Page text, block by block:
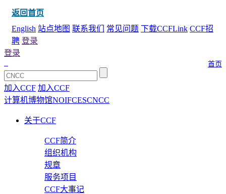
返回首页
English 站点地图 联系我们 常见问题 下载CCFLink CCF招
聘 登录
首页
登录
加入CCF 加入CCF
计算机博物馆NOIFCESCNCC
关于CCF
CCF简介
组织机构
规章
服务项目
CCF大事记